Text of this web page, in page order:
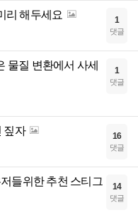
리 해두세요 1
댓글
물질 변환에서 사세
1
댓글
짚자 16
댓글
들위한 추천 스티그
14
댓글